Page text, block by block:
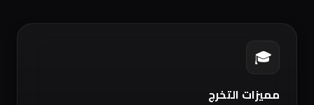
🎓
مميزات التخرج